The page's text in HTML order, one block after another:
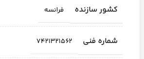
کشور سازنده فرانسه
شماره فنی 7421321562